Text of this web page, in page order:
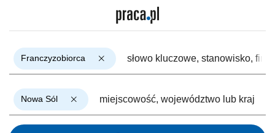
Franczyzobiorca
Nowa Sól